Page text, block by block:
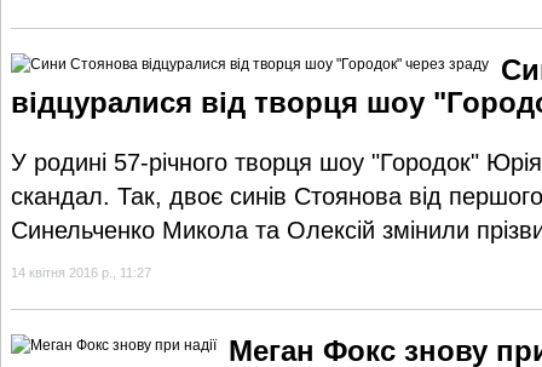
відцуралися від творця шоу
У родині 57-річного творця шоу "Городок"
скандал. Так, двоє синів Стоянова від
Синельченко Микола та Олексій змінили
14 квітня 2016 р., 11:27
Меган Фокс знову